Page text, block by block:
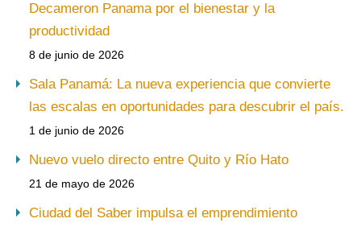
Decameron Panama por el bienestar y la
productividad
8 de junio de 2026
Sala Panamá: La nueva experiencia que convierte
las escalas en oportunidades para descubrir el país.
1 de junio de 2026
Nuevo vuelo directo entre Quito y Río Hato
21 de mayo de 2026
Ciudad del Saber impulsa el emprendimiento